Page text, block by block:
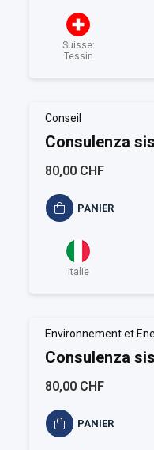
Suisse:
Tessin
Conseil
Consulenza
14001
80,00 CHF
PANIER
Italie
Environnement et
Consulenza
14006
80,00 CHF
PANIER